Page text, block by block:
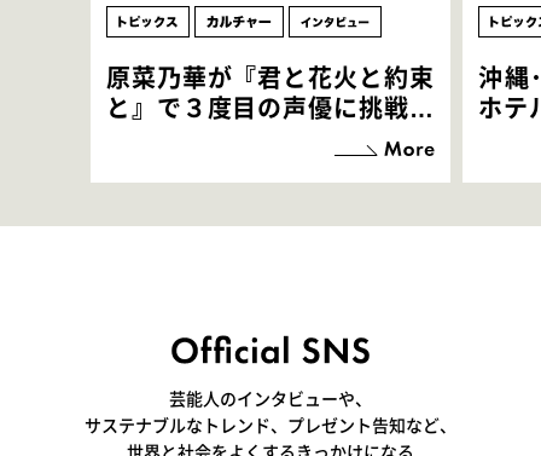
原菜乃華が『君と花火と約束
と』で３度目の声優に挑戦！
「お邪魔させてもらっている
感覚ですが､お芝居に没頭で
沖縄
ホテ
芸能人のインタビューや、
サステナブルなトレンド、プレゼント告知など、
世界と社会をよくするきっかけになる